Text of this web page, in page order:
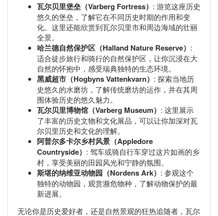
瓦尔贝里堡垒（Varberg Fortress） : 游览这座历史
悠久的堡垒，了解它在不同历史时期的作用和变
化。这里还能欣赏到瓦尔贝里市和周边海域的壮丽
全景。
哈兰德自然保护区（Halland Nature Reserve） :
适合徒步旅行和骑行的自然保护区，让你沉浸在大
自然的怀抱中，感受瑞典独特的生态环境。
黑威超市（Hogbyns Vattenkvarn） : 探索当地历
史悠久的水磨坊，了解传统磨坊的运作，并在其周
围体验历史的悠久魅力。
瓦尔贝里博物馆（Varberg Museum） : 这里展示
了丰富的历史文物和文化展品，可以让你加深对瓦
尔贝里历史和文化的理解。
阿普尔多卡尔乡村风景（Appledore
Countryside） : 驾车或骑自行车穿过这片如画的乡
村，享受美丽的田园风光和宁静的氛围。
斯堪的纳维亚动物园（Nordens Ark） : 参观这个
独特的动物园，观赏濒危物种，了解动物保护的最
新进展。
无论你是历史爱好者，还是自然景观的狂热追随者，瓦尔